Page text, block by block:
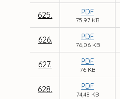
625. PDF
75,97 KB
626. PDF
76,06 KB
627. PDF
76 KB
628. PDF
74,48 KB